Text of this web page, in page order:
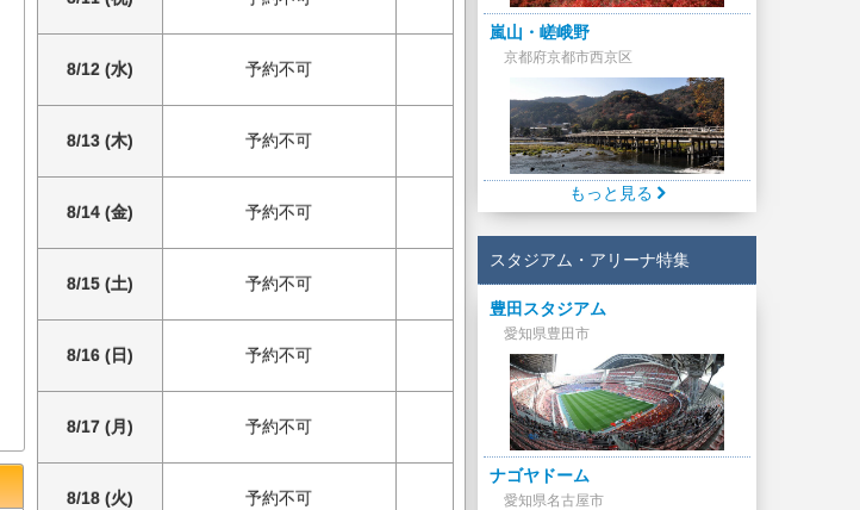
8/12 (水) 予約不可
8/13 (木) 予約不可
8/14 (金) 予約不可
8/15 (土) 予約不可
8/16 (日) 予約不可
8/17 (月) 予約不可
8/18 (火) 予約不可
嵐山・嵯峨野
京都府京都市西京区
もっと見る
スタジアム・アリーナ特集
豊田スタジアム
愛知県豊田市
ナゴヤドーム
愛知県名古屋市